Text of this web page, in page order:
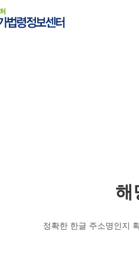
해
정확한 한글 주소명인지